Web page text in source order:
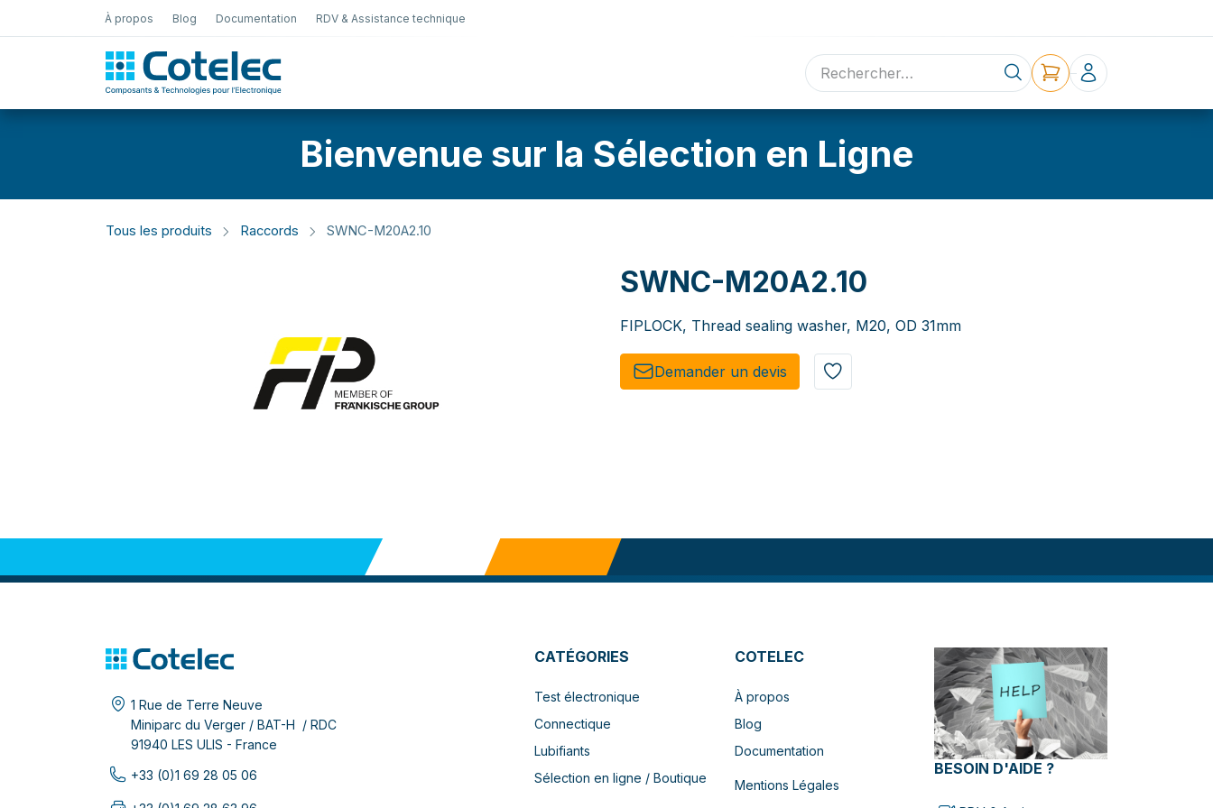
À propos Blog Documentation RDV & Assistance technique
Sélection en ligne Contact
Bienvenue sur la Sélection en Ligne
Tous les produits Raccords SWNC-M20A2.10
SWNC-M20A2.10
FIPLOCK, Thread sealing washer, M20, OD 31mm
Demander un de​​vis​​
1 Rue de Terre Neuve
Miniparc du Verger / BAT-H / RDC
91940 LES ULIS - France
+33 (0)1 69 28 05 06
CATÉGORIES
Test électronique
Connectique
Lubifiants
Sélection en ligne / Boutique
COTELEC
À propos
Blog
Documentation
Mentions Légales
BESOIN D'AIDE ?